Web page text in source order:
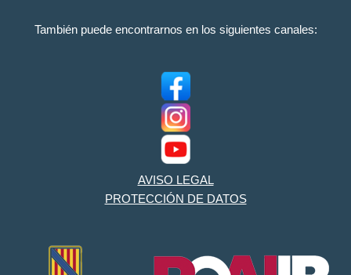
También puede encontrarnos en los siguientes canales:
AVISO LEGAL
PROTECCIÓN DE DATOS